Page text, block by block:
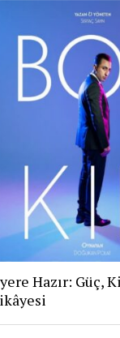
Hazır: Güç,